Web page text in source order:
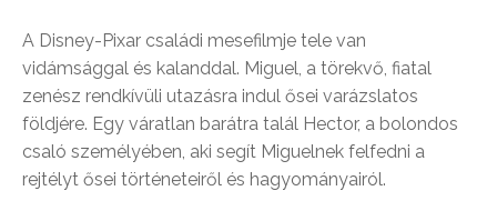
A Disney-Pixar családi mesefilmje tele van
vidámsággal és kalanddal. Miguel, a törekvő, fiatal
zenész rendkívüli utazásra indul ősei varázslatos
földjére. Egy váratlan barátra talál Hector, a bolondos
csaló személyében, aki segít Miguelnek felfedni a
rejtélyt ősei történeteiről és hagyományairól.